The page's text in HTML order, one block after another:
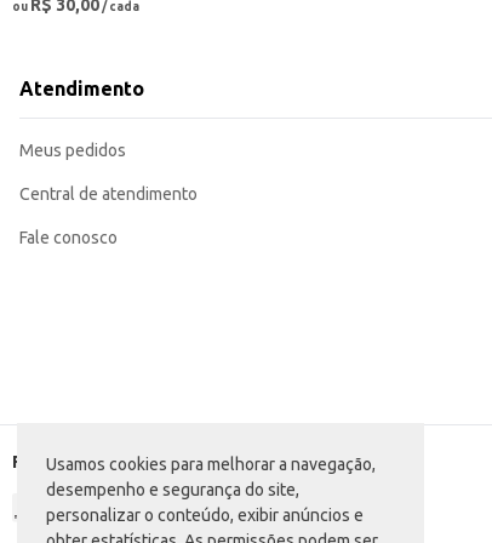
Usamos cookies para melhorar a navegação,
desempenho e segurança do site,
personalizar o conteúdo, exibir anúncios e
ou R$ 30,00/ cada
Atendimento
Meus pedidos
Central de atendimento
Fale conosco
Formas de pagamento